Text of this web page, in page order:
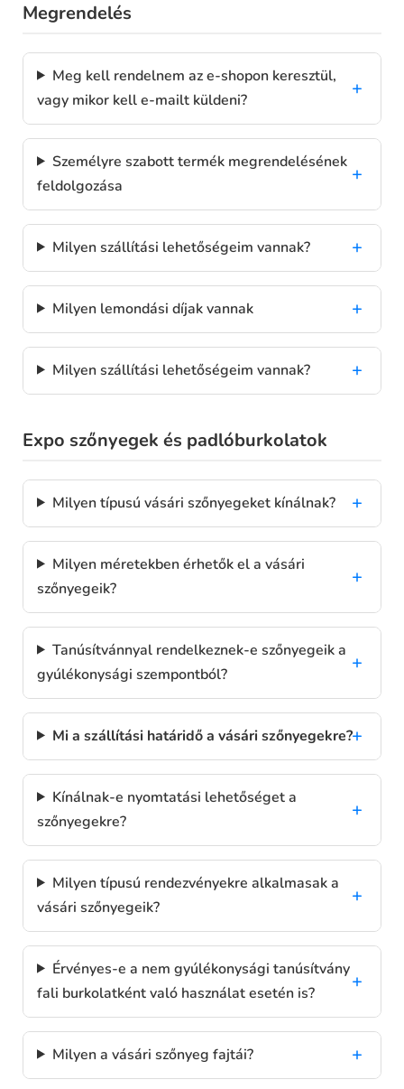
Megrendelés
Meg kell rendelnem az e-shopon keresztül,
vagy mikor kell e-mailt küldeni?
Személyre szabott termék megrendelésének
feldolgozása
Milyen szállítási lehetőségeim vannak?
Milyen lemondási díjak vannak
Milyen szállítási lehetőségeim vannak?
Expo szőnyegek és padlóburkolatok
Milyen típusú vásári szőnyegeket kínálnak?
Milyen méretekben érhetők el a vásári
szőnyegeik?
Tanúsítvánnyal rendelkeznek-e szőnyegeik a
gyúlékonysági szempontból?
Mi a szállítási határidő a vásári szőnyegekre?
Kínálnak-e nyomtatási lehetőséget a
szőnyegekre?
Milyen típusú rendezvényekre alkalmasak a
vásári szőnyegeik?
Érvényes-e a nem gyúlékonysági tanúsítvány
fali burkolatként való használat esetén is?
Milyen a vásári szőnyeg fajtái?